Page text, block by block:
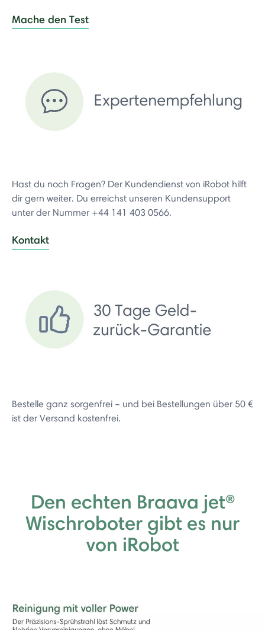
Mache den Test
Hast du noch Fragen? Der Kundendienst von iRobot hilft
dir gern weiter. Du erreichst unseren Kundensupport
unter der Nummer +44 141 403 0566.
Kontakt
Bestelle ganz sorgenfrei – und bei Bestellungen über 50 €
ist der Versand kostenfrei.
Den echten Braava jet®
Wischroboter gibt es nur
von iRobot